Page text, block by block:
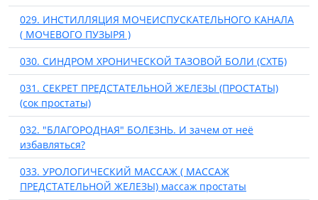
029. ИНСТИЛЛЯЦИЯ МОЧЕИСПУСКАТЕЛЬНОГО КАНАЛА
( МОЧЕВОГО ПУЗЫРЯ )
030. СИНДРОМ ХРОНИЧЕСКОЙ ТАЗОВОЙ БОЛИ (СХТБ)
031. СЕКРЕТ ПРЕДСТАТЕЛЬНОЙ ЖЕЛЕЗЫ (ПРОСТАТЫ)
(сок простаты)
032. "БЛАГОРОДНАЯ" БОЛЕЗНЬ. И зачем от неё
избавляться?
033. УРОЛОГИЧЕСКИЙ МАССАЖ ( МАССАЖ
ПРЕДСТАТЕЛЬНОЙ ЖЕЛЕЗЫ) массаж простаты